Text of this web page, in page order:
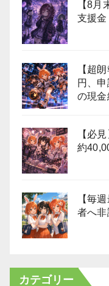
【8
支援金
【超
円、
の現金
【必
約
【毎
者へ非
カテゴリー